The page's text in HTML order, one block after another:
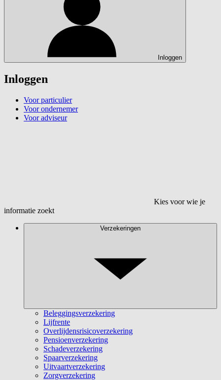
Inloggen
Inloggen
Voor particulier
Voor ondernemer
Voor adviseur
Kies voor wie je
informatie zoekt
Verzekeringen
Beleggingsverzekering
Lijfrente
Overlijdensrisicoverzekering
Pensioenverzekering
Schadeverzekering
Spaarverzekering
Uitvaartverzekering
Zorgverzekering